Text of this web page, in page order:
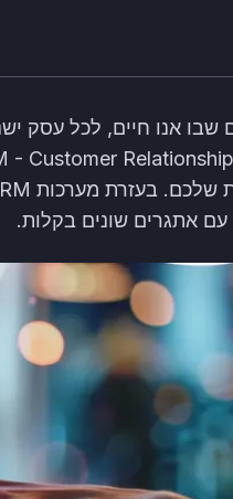
שבו אנו חיים, לכל עסק
אתגרים שונים בקלות.